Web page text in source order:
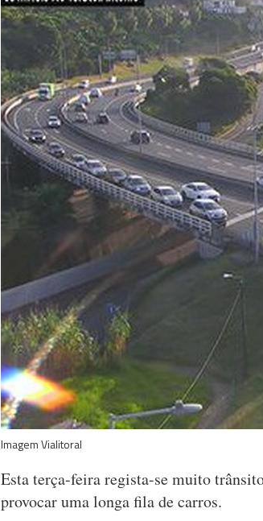
Imagem Vialitoral
Esta terça-feira regista-se muito
provocar uma longa fila de carros.